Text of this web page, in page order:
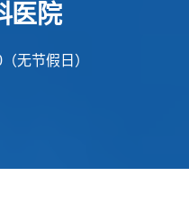
医院
无节假日）